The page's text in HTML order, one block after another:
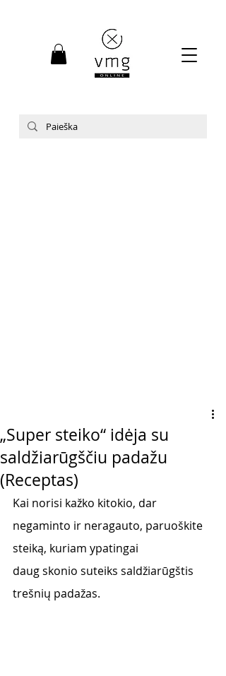
„Super steiko“ idėja su
saldžiarūgščiu padažu
(Receptas)
Kai norisi kažko kitokio, dar
negaminto ir neragauto, paruoškite
steiką, kuriam ypatingai
daug skonio suteiks saldžiarūgštis
trešnių padažas.